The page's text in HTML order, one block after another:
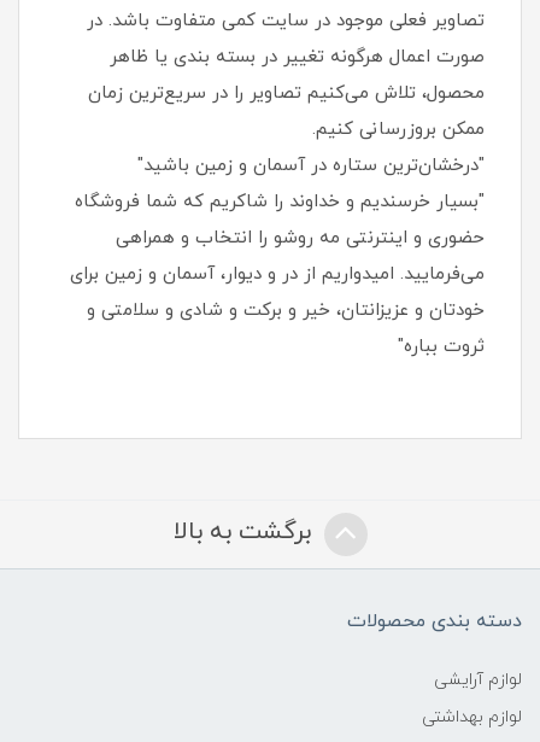
تصاویر فعلی موجود در سایت کمی متفاوت باشد. در
صورت اعمال هرگونه تغییر در بسته‌ بندی یا ظاهر
محصول، تلاش می‌کنیم تصاویر را در سریع‌ترین زمان
ممکن بروزرسانی کنیم.
"درخشان‌ترین ستاره در آسمان و زمین باشید"
"بسیار خرسندیم و خداوند را شاکریم که شما فروشگاه
حضوری و اینترنتی مه روشو را انتخاب و همراهی
می‌فرمایید. امیدواریم از در و دیوار، آسمان و زمین برای
خودتان و عزیزانتان، خیر و برکت و شادی و سلامتی و
ثروت بباره"
برگشت به بالا
دسته بندی محصولات
لوازم آرایشی
لوازم بهداشتی